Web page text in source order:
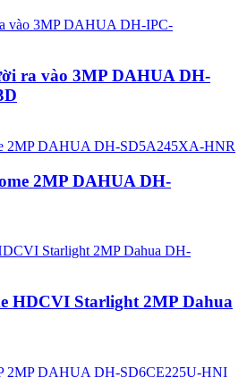
ra vào 3MP DAHUA DH-
2MP DAHUA DH-
HDCVI Starlight 2MP Dahua